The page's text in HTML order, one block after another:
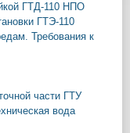
ГТД-110 НПО
ГТЭ-110
Требования к
части ГТУ
вода